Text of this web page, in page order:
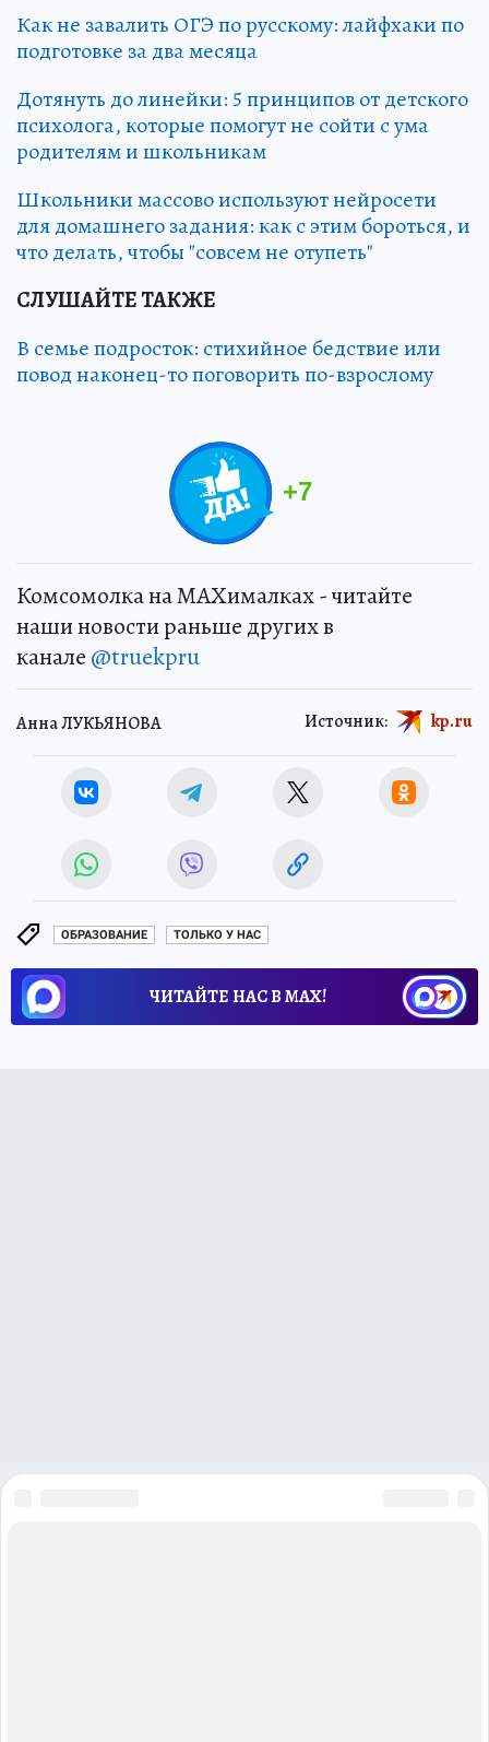
Как не завалить ОГЭ по русскому: лайфхаки по
подготовке за два месяца
Дотянуть до линейки: 5 принципов от детского
психолога, которые помогут не сойти с ума
родителям и школьникам
Школьники массово используют нейросети
для домашнего задания: как с этим бороться, и
что делать, чтобы "совсем не отупеть"
СЛУШАЙТЕ ТАКЖЕ
В семье подросток: стихийное бедствие или
повод наконец-то поговорить по-взрослому
+7
Комсомолка на MAXималках - читайте
наши новости раньше других в
канале @truekpru
Анна ЛУКЬЯНОВА Источник: kp.ru
ОБРАЗОВАНИЕ ТОЛЬКО У НАС
ЧИТАЙТЕ НАС В МАХ!